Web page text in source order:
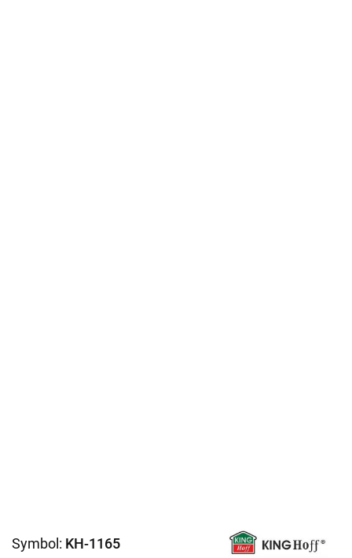
Symbol: KH-1165